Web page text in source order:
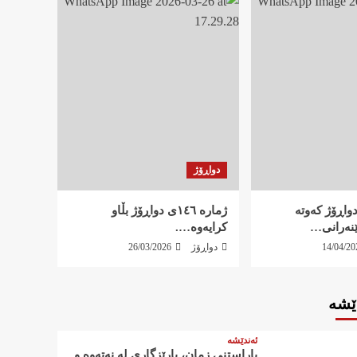
هەواڵ و ڕاپۆرت
یارسان لە داڵاهۆ
بەشداری هەیئەتێکی پێوەندییە
نێونەتەوەییەکانی کۆمەڵەی
زەحمەتکێشانی کوردستان لە
چەپەرئاباد….
١٤٧ی دواڕۆژ کەوتە
14/04/
دواڕۆژ
ژمارە ١٤٦ی دواڕۆژ بڵاو
کرایەوە….
دواڕۆژ 26/03/2026
ئەندێشە